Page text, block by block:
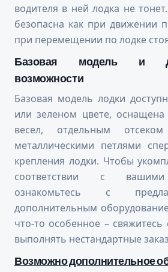
водителя в ней лодка не
безопасна как при движении
при перемещении по лодке
Базовая модель и
возможности
Базовая модель лодки
или зеленом цвете,
весел, отдельным
металлическими петлями
крепления лодки. Чтобы
соответствии с
ознакомьтесь с
дополнительным
что-то особенное –
выполнять нестандартные
Возможно дополнительное